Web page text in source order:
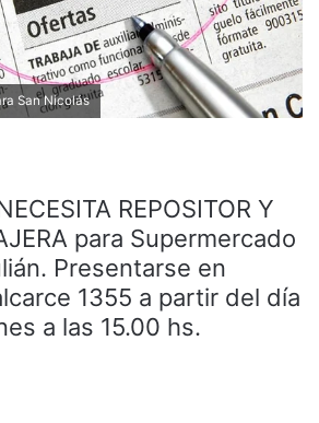
San Nicolás
REPOSITOR Y
para Supermercado
Presentarse en
1355 a partir del día
a las 15.00 hs.